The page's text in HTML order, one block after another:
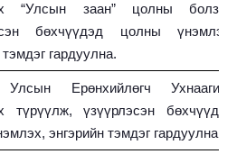
“Улсын заан” цолны болзол
бөхчүүдэд цолны үнэмлэх,
тэмдэг гардуулна.
Ерөнхийлөгч Ухнаагийн
түрүүлж, үзүүрлэсэн бөхчүүдэд
энгэрийн тэмдэг гардуулна.